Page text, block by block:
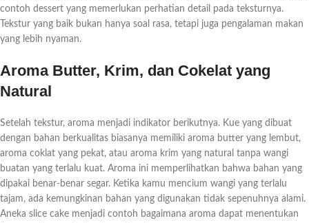
contoh dessert yang memerlukan perhatian detail pada teksturnya.
Tekstur yang baik bukan hanya soal rasa, tetapi juga pengalaman makan
yang lebih nyaman.
Aroma Butter, Krim, dan Cokelat yang
Natural
Setelah tekstur, aroma menjadi indikator berikutnya. Kue yang dibuat
dengan bahan berkualitas biasanya memiliki aroma butter yang lembut,
aroma coklat yang pekat, atau aroma krim yang natural tanpa wangi
buatan yang terlalu kuat. Aroma ini memperlihatkan bahwa bahan yang
dipakai benar-benar segar. Ketika kamu mencium wangi yang terlalu
tajam, ada kemungkinan bahan yang digunakan tidak sepenuhnya alami.
Aneka slice cake menjadi contoh bagaimana aroma dapat menentukan